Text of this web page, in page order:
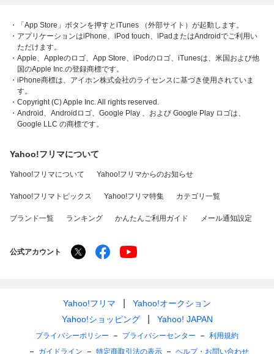
・「App Store」ボタンを押すとiTunes （外部サイト）が起動します。
・アプリケーションはiPhone、iPod touch、iPadまたはAndroidでご利用い
ただけます。
・Apple、Appleのロゴ、App Store、iPodのロゴ、iTunesは、米国および他
国のApple Inc.の登録商標です。
・iPhone商標は、アイホン株式会社のライセンスに基づき使用されていま
す。
・Copyright (C) Apple Inc. All rights reserved.
・Android、Androidロゴ、Google Play 、および Google Play ロゴは、
Google LLC の商標です。
Yahoo!フリマについて
Yahoo!フリマについて Yahoo!フリマからのお知らせ
Yahoo!フリマトピックス Yahoo!フリマ特集 カテゴリ一覧
ブランド一覧 ランキング かんたんご利用ガイド メール通知設定
公式アカウント
Yahoo!フリマ
Yahoo!オークション
Yahoo!ショッピング
Yahoo! JAPAN
プライバシーポリシー プライバシーセンター
利用規約
ガイドライン
特定商取引法の表示 ヘルプ・お問い合わせ